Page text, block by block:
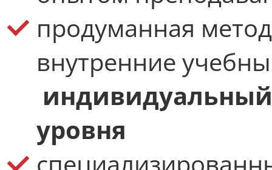
продуманная
внутренние
уровня